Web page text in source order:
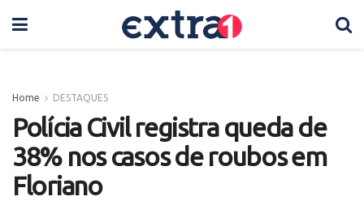
Home DESTAQUES
Polícia Civil registra queda de
38% nos casos de roubos em
Floriano